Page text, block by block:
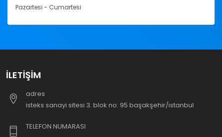
Pazartesi - Cumartesi
İLETIŞIM
adres
i̇steks sanayi sitesi 3. blok no: 95 başakşehir/i̇stanbul
TELEFON NUMARASI